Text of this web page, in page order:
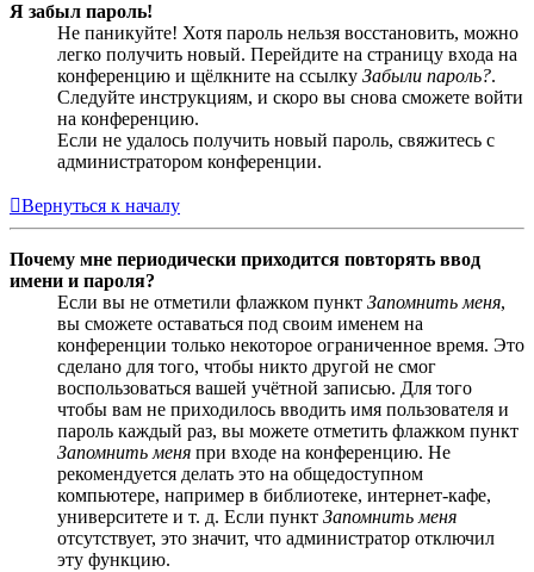
Я забыл пароль!
Не паникуйте! Хотя пароль нельзя восстановить, можно
легко получить новый. Перейдите на страницу входа на
конференцию и щёлкните на ссылку Забыли пароль?.
Следуйте инструкциям, и скоро вы снова сможете войти
на конференцию.
Если не удалось получить новый пароль, свяжитесь с
администратором конференции.
Вернуться к началу
Почему мне периодически приходится повторять ввод
имени и пароля?
Если вы не отметили флажком пункт Запомнить меня,
вы сможете оставаться под своим именем на
конференции только некоторое ограниченное время. Это
сделано для того, чтобы никто другой не смог
воспользоваться вашей учётной записью. Для того
чтобы вам не приходилось вводить имя пользователя и
пароль каждый раз, вы можете отметить флажком пункт
Запомнить меня при входе на конференцию. Не
рекомендуется делать это на общедоступном
компьютере, например в библиотеке, интернет-кафе,
университете и т. д. Если пункт Запомнить меня
отсутствует, это значит, что администратор отключил
эту функцию.